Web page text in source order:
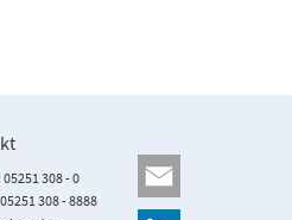
308 - 0
308 - 8888